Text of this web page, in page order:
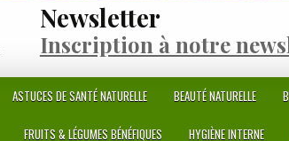
Newsletter
Inscription à notre
ASTUCES DE SANTÉ NATURELLE BEAUTÉ NATURELLE
FRUITS & LÉGUMES BÉNÉFIQUES HYGIÈNE INTERNE